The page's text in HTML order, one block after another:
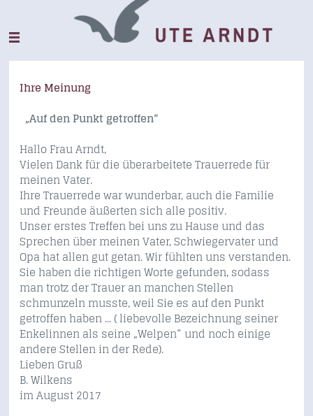
Ihre Meinung
„Auf den Punkt getroffen“
Hallo Frau Arndt,
Vielen Dank für die überarbeitete Trauerrede für
meinen Vater.
Ihre Trauerrede war wunderbar, auch die Familie
und Freunde äußerten sich alle positiv.
Unser erstes Treffen bei uns zu Hause und das
Sprechen über meinen Vater, Schwiegervater und
Opa hat allen gut getan. Wir fühlten uns verstanden.
Sie haben die richtigen Worte gefunden, sodass
man trotz der Trauer an manchen Stellen
schmunzeln musste, weil Sie es auf den Punkt
getroffen haben ... ( liebevolle Bezeichnung seiner
Enkelinnen als seine „Welpen“ und noch einige
andere Stellen in der Rede).
Lieben Gruß
B. Wilkens
im August 2017